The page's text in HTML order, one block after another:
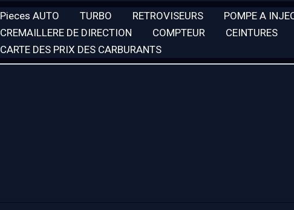
Pieces AUTO TURBO RETROVISEURS POMPE A
CREMAILLERE DE DIRECTION
COMPTEUR CEINTURES
CARTE DES PRIX DES CARBURANTS